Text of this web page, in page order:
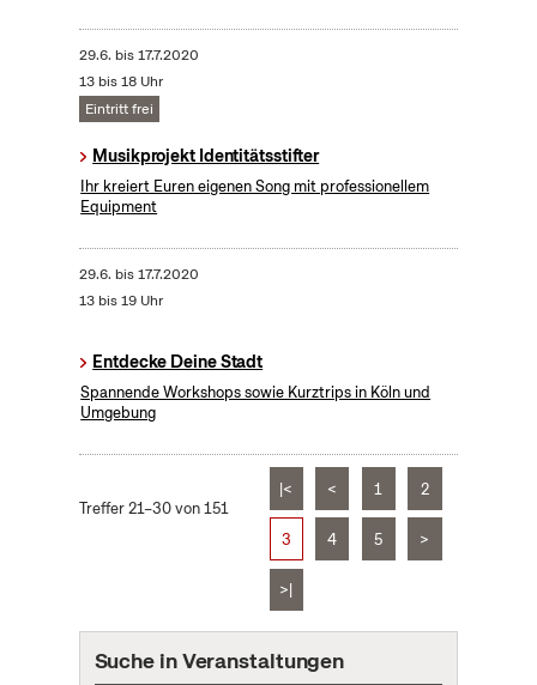
29.6. bis17.7.2020
13 bis 18 Uhr
Eintritt frei
Musikprojekt Identitätsstifter
Ihr kreiert Euren eigenen Song mit professionellem
Equipment
29.6. bis17.7.2020
13 bis 19 Uhr
Entdecke Deine Stadt
Spannende Workshops sowie Kurztrips in Köln und
Umgebung
Treffer 21–30 von 151
|< < 1 2
3 4 5 >
>|
Suche in Veranstaltungen